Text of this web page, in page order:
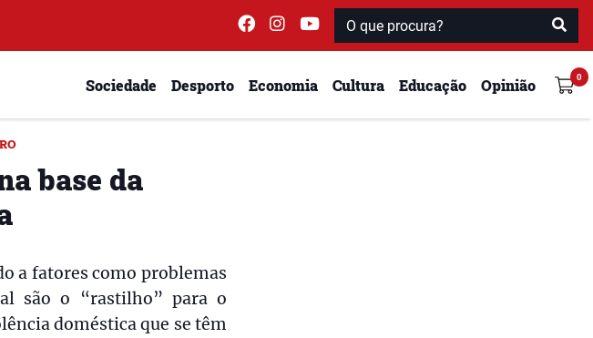
Sociedade Desporto Economia Cultura Educação Opinião
base da
a fatores como problemas
são o “rastilho” para o
doméstica que se têm